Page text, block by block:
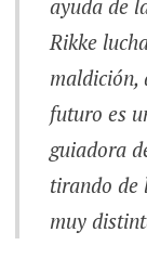
ayuda de
Rikke
maldición,
futuro es
guiadora
tirando de
muy